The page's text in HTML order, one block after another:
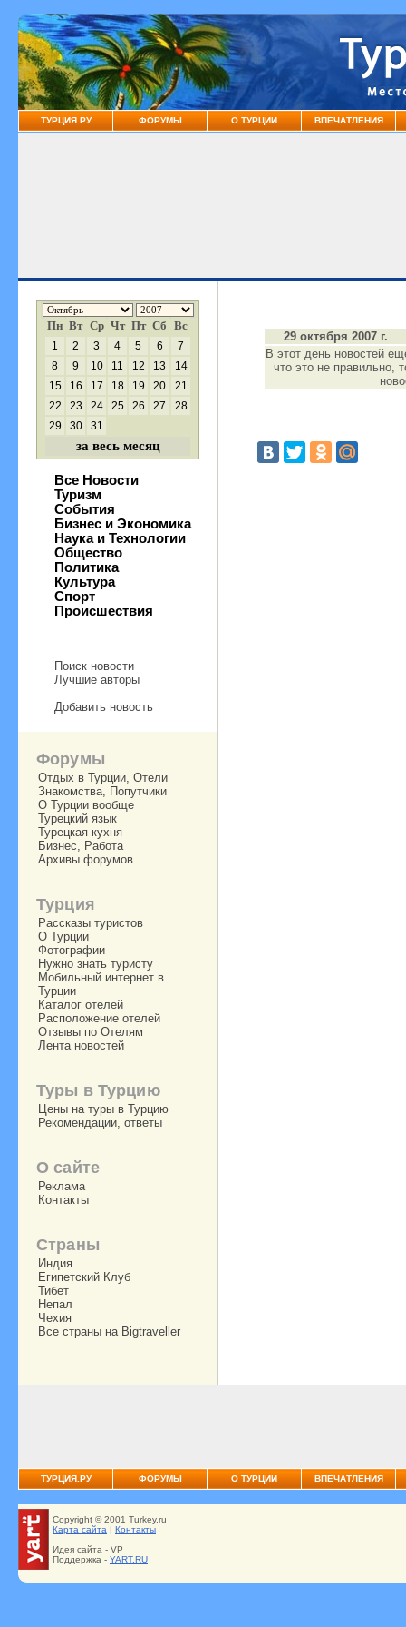
ТУРЦИЯ.РУ ФОРУМЫ О ТУРЦИИ ВПЕЧАТЛЕНИЯ
Пн Вт Ср Чт Пт Сб Вс
1 2 3 4 5 6
7
8
9 10 11 12 13
14
15
16 17 18 19 20
21
22
23 24 25 26 27
28
29
30 31
за весь месяц
Все Новости
Туризм
События
Бизнес и Экономика
Наука и Технологии
Общество
Политика
Культура
Спорт
Происшествия
Поиск новости
Лучшие авторы
Добавить новость
29 октября 2007 г.
В этот день новостей
что это не правильно,
Форумы
Отдых в Турции, Отели
Знакомства, Попутчики
О Турции вообще
Турецкий язык
Турецкая кухня
Бизнес, Работа
Архивы форумов
Турция
Рассказы туристов
О Турции
Фотографии
Нужно знать туристу
Мобильный интернет в
Турции
Каталог отелей
Расположение отелей
Отзывы по Отелям
Лента новостей
Туры в Турцию
Цены на туры в Турцию
Рекомендации, ответы
О сайте
Реклама
Контакты
Страны
Индия
Египетский Клуб
Тибет
Непал
Чехия
Все страны на Bigtraveller
ТУРЦИЯ.РУ ФОРУМЫ О ТУРЦИИ ВПЕЧАТЛЕНИЯ
Copyright © 2001 Turkey.ru
Карта сайта | Контакты
Идея сайта - VP
Поддержка - YART.RU